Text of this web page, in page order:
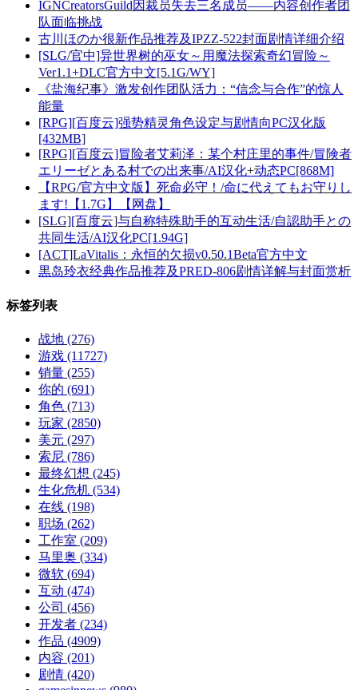
IGNCreatorsGuild因裁员失去三名成员——内容创作者团
队面临挑战
古川ほのか很新作品推荐及IPZZ-522封面剧情详细介绍
[SLG/官中]异世界树的巫女～用魔法探索奇幻冒险～
Ver1.1+DLC官方中文[5.1G/WY]
《盐海纪事》激发创作团队活力：“信念与合作”的惊人
能量
[RPG][百度云]强势精灵角色设定与剧情向PC汉化版
[432MB]
[RPG][百度云]冒险者艾莉泽：某个村庄里的事件/冒険者
エリーゼとある村での出来事/AI汉化+动态PC[868M]
【RPG/官方中文版】死命必守！/命に代えてもお守りし
ます!【1.7G】【网盘】
[SLG][百度云]与自称特殊助手的互动生活/自認助手との
共同生活/AI汉化PC[1.94G]
[ACT]LaVitalis：永恒的欠损v0.50.1Beta官方中文
黒岛玲衣经典作品推荐及PRED-806剧情详解与封面赏析
标签列表
战地 (276)
游戏 (11727)
销量 (255)
你的 (691)
角色 (713)
玩家 (2850)
美元 (297)
索尼 (786)
最终幻想 (245)
生化危机 (534)
在线 (198)
职场 (262)
工作室 (209)
马里奥 (334)
微软 (694)
互动 (474)
公司 (456)
开发者 (234)
作品 (4909)
内容 (201)
剧情 (420)